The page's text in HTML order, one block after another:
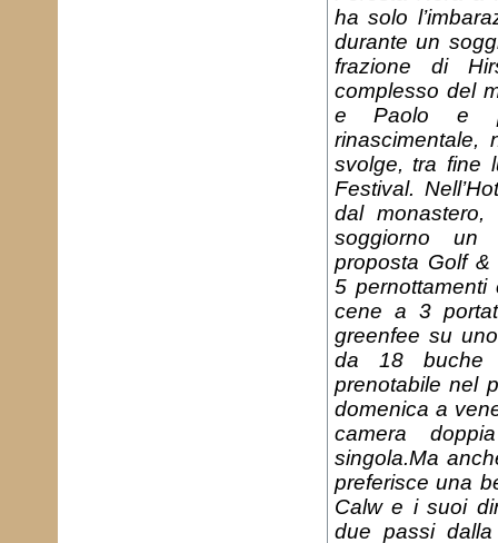
ha solo
durante un
frazione di
complesso del
e Paolo e
rinascimentale,
svolge, tra fine
Festival.
dal
soggiorno un
proposta Golf
5
cene a 3
greenfee su
da 18 buche
prenotabile nel
domenica a
camera
singola.Ma
preferisce una
Calw e i suoi
due passi